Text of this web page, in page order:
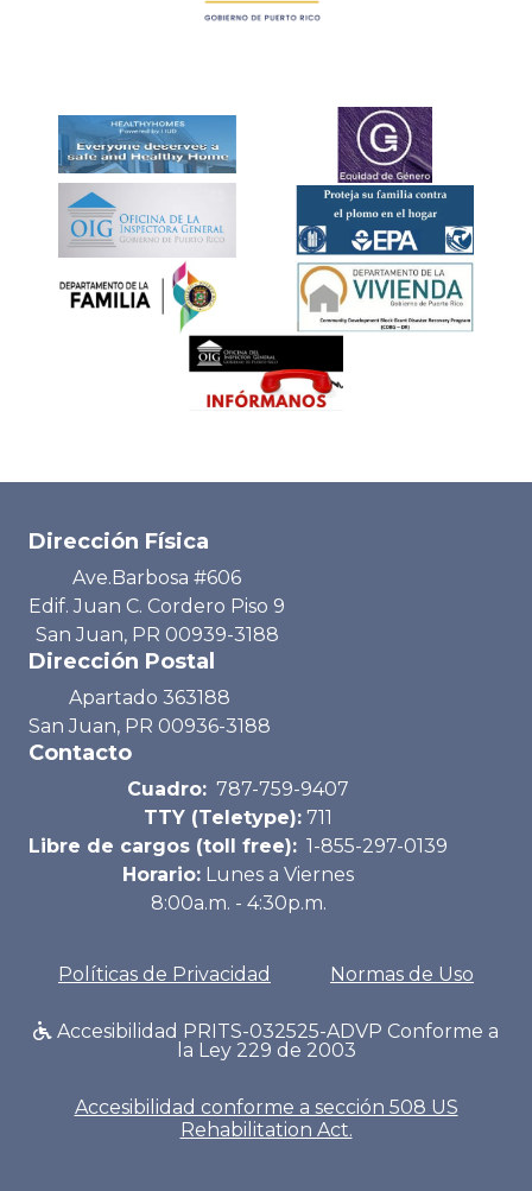
Dirección Física
Ave.Barbosa #606
Edif. Juan C. Cordero Piso 9
San Juan, PR 00939-3188
Dirección Postal
Apartado 363188
San Juan, PR 00936-3188
Contacto
Cuadro: 787-759-9407
TTY (Teletype): 711
Libre de cargos (toll free): 1-855-297-0139
Horario: Lunes a Viernes
8:00a.m. - 4:30p.m.
Políticas de Privacidad Normas de Uso
Accesibilidad PRITS-032525-ADVP Conforme a
la Ley 229 de 2003
Accesibilidad conforme a sección 508 US
Rehabilitation Act.